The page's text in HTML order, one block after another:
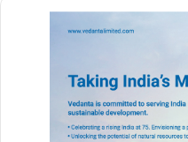
शिवनकुट्टी ने शनिवार को सामान्य